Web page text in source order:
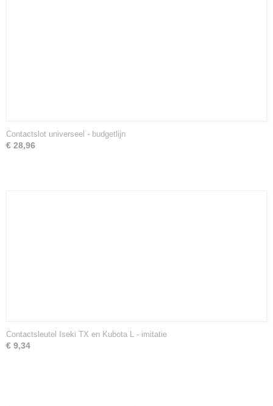
Contactslot universeel - budgetlijn
€ 28,96
Contactsleutel Iseki TX en Kubota L - imitatie
€ 9,34